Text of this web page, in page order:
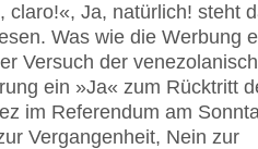
claro!«, Ja, natürlich! steht
Was wie die Werbung
Versuch der
ein »Ja« zum Rücktritt
im Referendum am
Vergangenheit, Nein zur